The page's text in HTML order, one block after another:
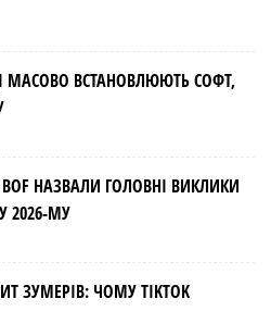
МАСОВО ВСТАНОВЛЮЮТЬ СОФТ,
НАЗВАЛИ ГОЛОВНІ ВИКЛИКИ
2026-МУ
ЗУМЕРІВ: ЧОМУ TIKTOK